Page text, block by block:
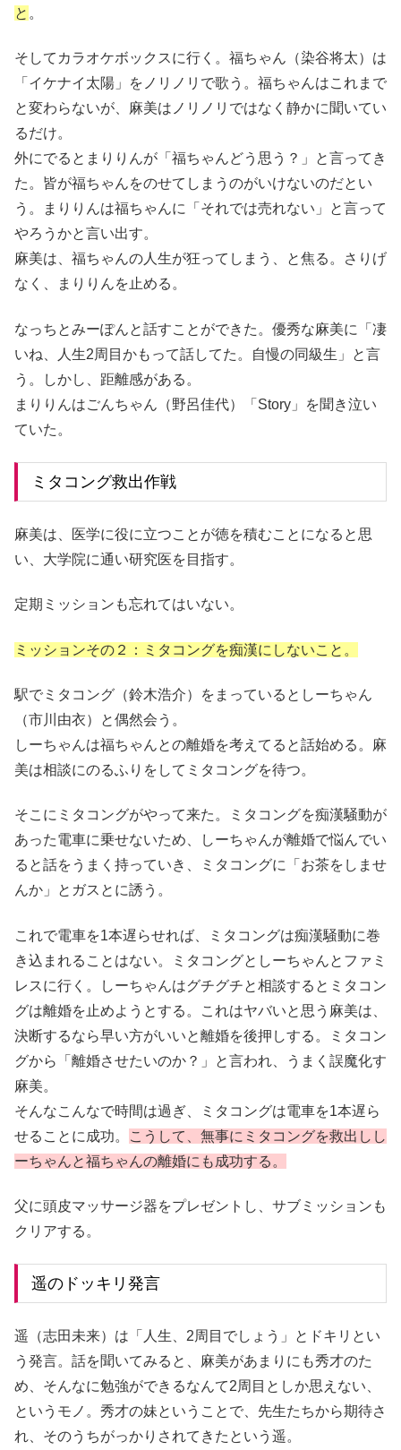
と 。
そしてカラオケボックスに行く。福ちゃん（染谷将太）は
「イケナイ太陽」をノリノリで歌う。福ちゃんはこれまで
と変わらないが、麻美はノリノリではなく静かに聞いてい
るだけ。
外にでるとまりりんが「福ちゃんどう思う？」と言ってき
た。皆が福ちゃんをのせてしまうのがいけないのだとい
う。まりりんは福ちゃんに「それでは売れない」と言って
やろうかと言い出す。
麻美は、福ちゃんの人生が狂ってしまう、と焦る。さりげ
なく、まりりんを止める。
なっちとみーぽんと話すことができた。優秀な麻美に「凄
いね、人生2周目かもって話してた。自慢の同級生」と言
う。しかし、距離感がある。
まりりんはごんちゃん（野呂佳代）「Story」を聞き泣い
ていた。
ミタコング救出作戦
麻美は、医学に役に立つことが徳を積むことになると思
い、大学院に通い研究医を目指す。
定期ミッションも忘れてはいない。
ミッションその２：ミタコングを痴漢にしないこと。
駅でミタコング（鈴木浩介）をまっているとしーちゃん
（市川由衣）と偶然会う。
しーちゃんは福ちゃんとの離婚を考えてると話始める。麻
美は相談にのるふりをしてミタコングを待つ。
そこにミタコングがやって来た。ミタコングを痴漢騒動が
あった電車に乗せないため、しーちゃんが離婚で悩んでい
ると話をうまく持っていき、ミタコングに「お茶をしませ
んか」とガスとに誘う。
これで電車を1本遅らせれば、ミタコングは痴漢騒動に巻
き込まれることはない。ミタコングとしーちゃんとファミ
レスに行く。しーちゃんはグチグチと相談するとミタコン
グは離婚を止めようとする。これはヤバいと思う麻美は、
決断するなら早い方がいいと離婚を後押しする。ミタコン
グから「離婚させたいのか？」と言われ、うまく誤魔化す
麻美。
そんなこんなで時間は過ぎ、ミタコングは電車を1本遅ら
せることに成功。
こうして、無事にミタコングを救出しし
ーちゃんと福ちゃんの離婚にも成功する。
父に頭皮マッサージ器をプレゼントし、サブミッションも
クリアする。
遥のドッキリ発言
遥（志田未来）は「人生、2周目でしょう」とドキリとい
う発言。話を聞いてみると、麻美があまりにも秀才のた
め、そんなに勉強ができるなんて2周目としか思えない、
というモノ。秀才の妹ということで、先生たちから期待さ
れ、そのうちがっかりされてきたという遥。